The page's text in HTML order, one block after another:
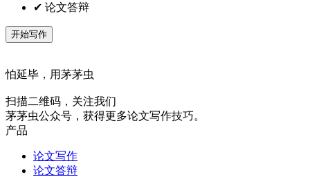
✔ 论文答辩
开始写作
怕延毕，用茅茅虫
扫描二维码，关注我们
茅茅虫公众号，获得更多论文写作技巧。
产品
论文写作
论文答辩